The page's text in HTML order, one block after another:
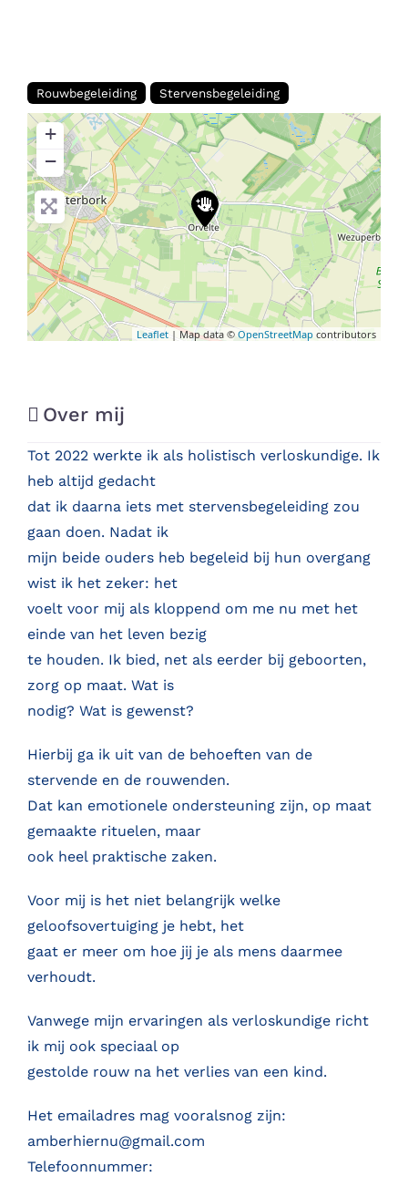
Rouwbegeleiding Stervensbegeleiding
+
−
Leaflet | Map data ©OpenStreetMap contributors
Over mij
Tot 2022 werkte ik als holistisch verloskundige. Ik
heb altijd gedacht
dat ik daarna iets met stervensbegeleiding zou
gaan doen. Nadat ik
mijn beide ouders heb begeleid bij hun overgang
wist ik het zeker: het
voelt voor mij als kloppend om me nu met het
einde van het leven bezig
te houden. Ik bied, net als eerder bij geboorten,
zorg op maat. Wat is
nodig? Wat is gewenst?
Hierbij ga ik uit van de behoeften van de
stervende en de rouwenden.
Dat kan emotionele ondersteuning zijn, op maat
gemaakte rituelen, maar
ook heel praktische zaken.
Voor mij is het niet belangrijk welke
geloofsovertuiging je hebt, het
gaat er meer om hoe jij je als mens daarmee
verhoudt.
Vanwege mijn ervaringen als verloskundige richt
ik mij ook speciaal op
gestolde rouw na het verlies van een kind.
Het emailadres mag vooralsnog zijn:
amberhiernu@gmail.com
Telefoonnummer: